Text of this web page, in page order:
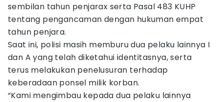
sembilan tahun penjarax serta Pasal 483 KUHP
tentang pengancaman dengan hukuman empat
tahun penjara.
Saat ini, polisi masih memburu dua pelaku lainnya I
dan A yang telah diketahui identitasnya, serta
terus melakukan penelusuran terhadap
keberadaan ponsel milik korban.
“Kami mengimbau kepada dua pelaku lainnya